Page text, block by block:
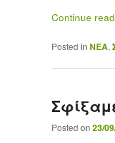
Continue
Posted in ΝΕΑ,
Posted on 23/